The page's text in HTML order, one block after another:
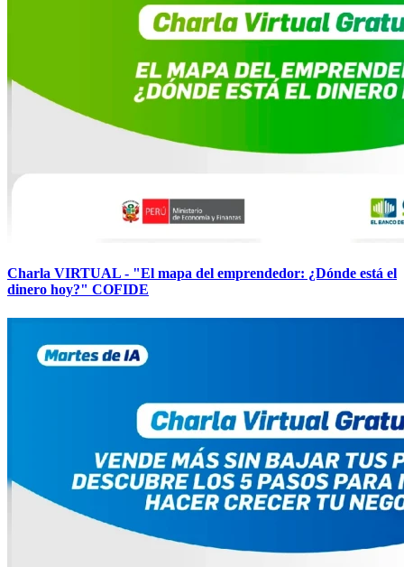
Charla VIRTUAL - "El mapa del emprendedor: ¿Dónde está el
dinero hoy?" COFIDE